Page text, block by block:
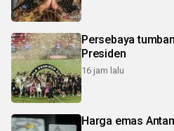
Persebaya
Presiden
16 jam lalu
Harga emas